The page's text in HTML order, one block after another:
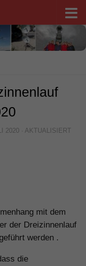
2020 · AKTUALISIERT
mit dem
der Dreizinnenlauf
werden .
die